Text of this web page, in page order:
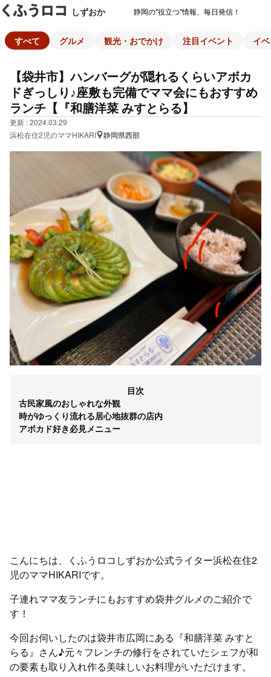
しずおか 静岡の"役立つ"情報、毎日発信！
すべて グルメ 観光・おでかけ 注目イベント イ
【袋井市】ハンバーグが隠れるくらいアボカ
ドぎっしり♪座敷も完備でママ会にもおすすめ
ランチ【『和膳洋菜 みすとらる】
更新 : 2024.03.29
浜松在住2児のママHIKARI
静岡県西部
目次
古民家風のおしゃれな外観
時がゆっくり流れる居心地抜群の店内
アボカド好き必見メニュー
こんにちは、くふうロコしずおか公式ライター浜松在住2
児のママHIKARIです。
子連れママ友ランチにもおすすめ袋井グルメのご紹介で
す！
今回お伺いしたのは袋井市広岡にある『和膳洋菜 みすと
らる』さん♪元々フレンチの修行をされていたシェフが和
の要素も取り入れ作る美味しいお料理がいただけます。